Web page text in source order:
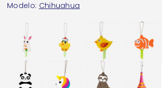
Modelo: Chihuahua